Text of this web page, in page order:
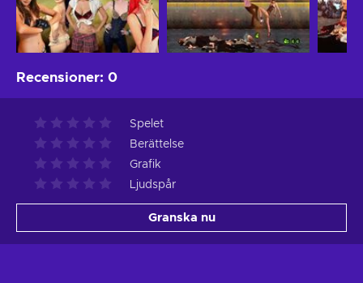
Recensioner: 0
Spelet
Berättelse
Grafik
Ljudspår
Granska nu